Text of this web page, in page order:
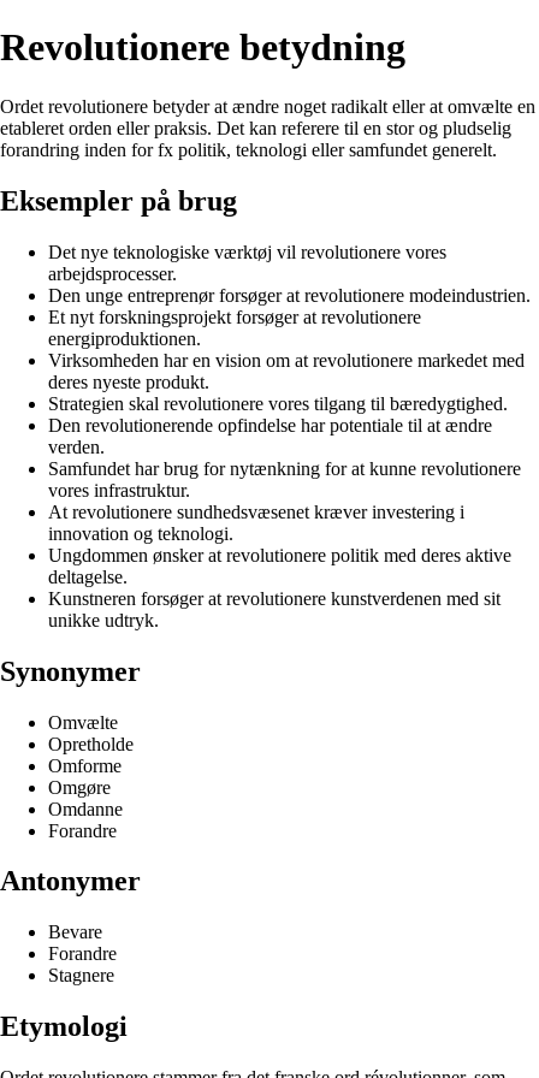
Revolutionere betydning
Ordet revolutionere betyder at ændre noget radikalt eller at omvælte en
etableret orden eller praksis. Det kan referere til en stor og pludselig
forandring inden for fx politik, teknologi eller samfundet generelt.
Eksempler på brug
Det nye teknologiske værktøj vil revolutionere vores
arbejdsprocesser.
Den unge entreprenør forsøger at revolutionere modeindustrien.
Et nyt forskningsprojekt forsøger at revolutionere
energiproduktionen.
Virksomheden har en vision om at revolutionere markedet med
deres nyeste produkt.
Strategien skal revolutionere vores tilgang til bæredygtighed.
Den revolutionerende opfindelse har potentiale til at ændre
verden.
Samfundet har brug for nytænkning for at kunne revolutionere
vores infrastruktur.
At revolutionere sundhedsvæsenet kræver investering i
innovation og teknologi.
Ungdommen ønsker at revolutionere politik med deres aktive
deltagelse.
Kunstneren forsøger at revolutionere kunstverdenen med sit
unikke udtryk.
Synonymer
Omvælte
Opretholde
Omforme
Omgøre
Omdanne
Forandre
Antonymer
Bevare
Forandre
Stagnere
Etymologi